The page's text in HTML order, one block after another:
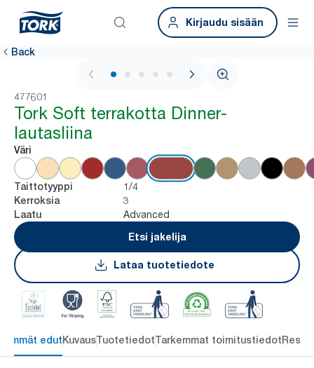
Kirjaudu sisään
Back
1 / 6
477601
Tork Soft terrakotta Dinner-
lautasliina
Väri
Taittotyyppi 1/4
Kerroksia 3
Laatu
Advanced
Etsi jakelija
Lataa tuotetiedote
edutKuvausTuotetiedotTarkemmat toimitustiedot